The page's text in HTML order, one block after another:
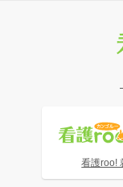
看護roo!